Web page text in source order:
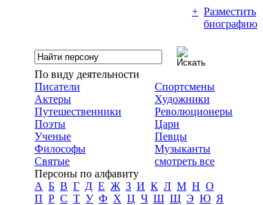
+ Разместить
биографию
По виду деятельности
Писатели
Актеры
Путешественники
Поэты
Ученые
Философы
Святые
Спортсмены
Художники
Революционеры
Цари
Певцы
Музыканты
смотреть все
Персоны по алфавиту
А Б В Г Д Е Ж З И К Л М Н О
П Р С Т У Ф Х Ц Ч Ш Щ Э Ю Я